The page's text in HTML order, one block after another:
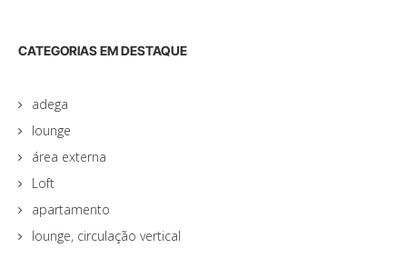
CATEGORIAS EM DESTAQUE
adega
lounge
área externa
Loft
apartamento
lounge, circulação vertical